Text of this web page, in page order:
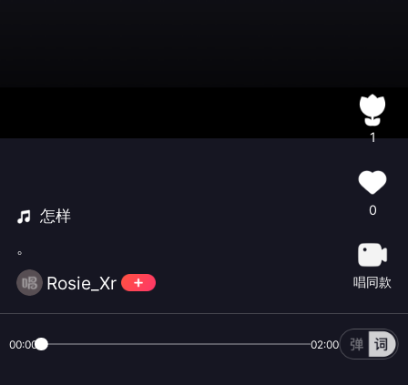
怎样
。
Rosie_Xr
1
0
唱同款
00:00 02:00